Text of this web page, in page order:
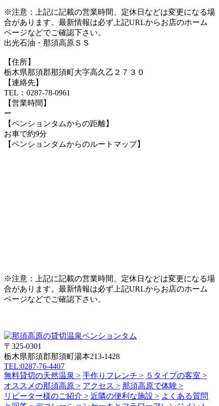
※注意：上記に記載の営業時間、定休日などは変更になる場
合があります。最新情報は必ず上記URLからお店のホーム
ページなどでご確認下さい。
出光石油・那須高原ＳＳ
【住所】
栃木県那須郡那須町大字高久乙２７３０
【連絡先】
TEL：0287-78-0961
【営業時間】
ー
【ペンションタムからの距離】
お車で約9分
【ペンションタムからのルートマップ】
※注意：上記に記載の営業時間、定休日などは変更になる場
合があります。最新情報は必ず上記URLからお店のホーム
ページなどでご確認下さい。
〒325-0301
栃木県那須郡那須町湯本213-1428
TEL:0287-76-4407
無料貸切の天然温泉 > 手作りフレンチ > ５タイプの客室 >
オススメの那須高原 > アクセス > 那須高原で体験 >
リピーター様のご紹介 > 近隣の便利な施設 > よくある質問